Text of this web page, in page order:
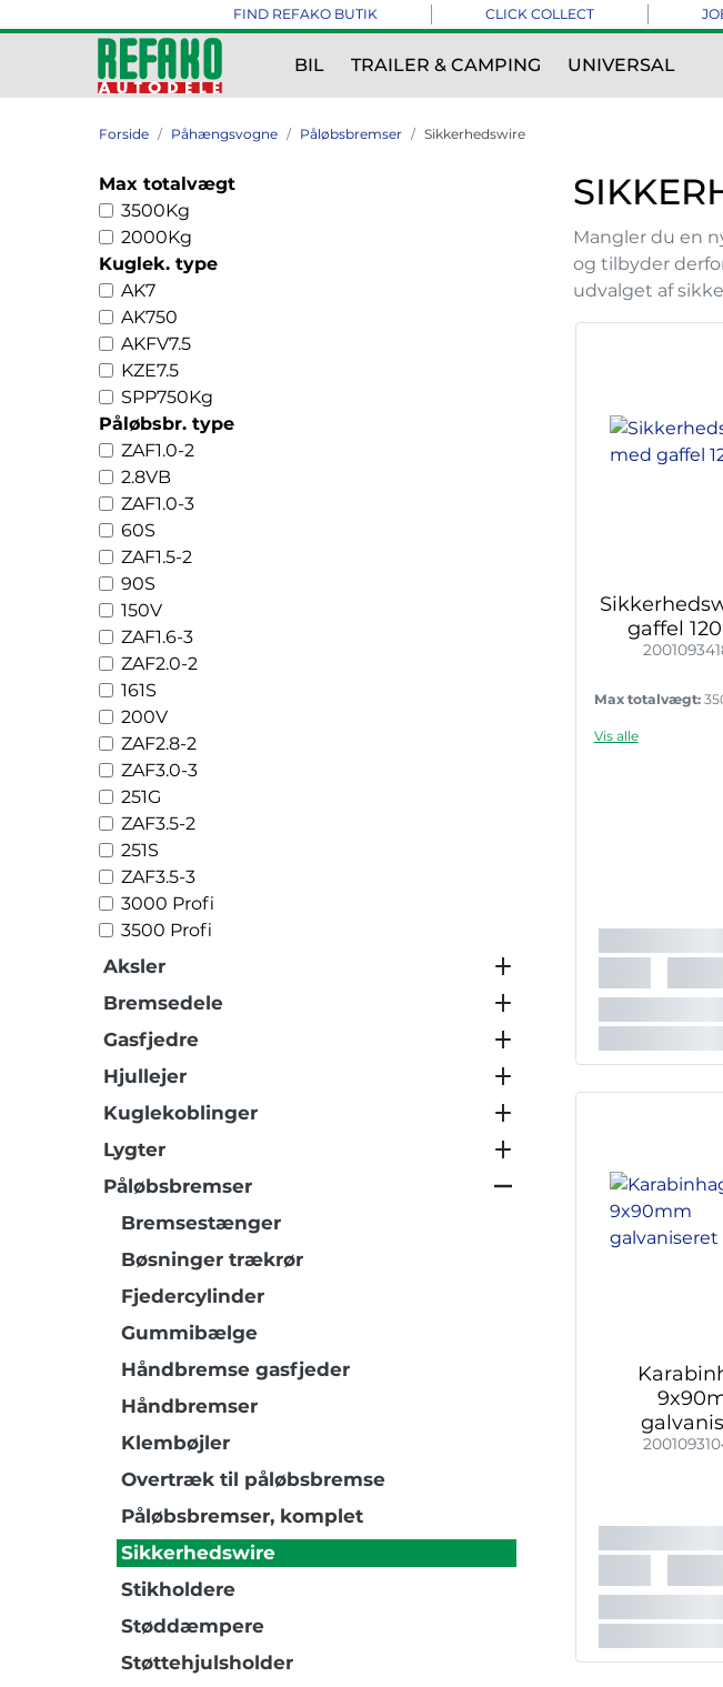
FIND REFAKO BUTIK CLICK COLLECT
BIL TRAILER & CAMPING UNIVERSAL
Forside Påhængsvogne Påløbsbremser Sikkerhedswire
Max totalvægt
3500Kg
2000Kg
Kuglek. type
AK7
AK750
AKFV7.5
KZE7.5
SPP750Kg
Påløbsbr. type
ZAF1.0-2
2.8VB
ZAF1.0-3
60S
ZAF1.5-2
90S
150V
ZAF1.6-3
ZAF2.0-2
161S
200V
ZAF2.8-2
ZAF3.0-3
251G
ZAF3.5-2
251S
ZAF3.5-3
3000 Profi
3500 Profi
Aksler
Bremsedele
Gasfjedre
Hjullejer
Kuglekoblinger
Lygter
Påløbsbremser
Bremsestænger
Bøsninger trækrør
Fjedercylinder
Gummibælge
Håndbremse gasfjeder
Håndbremser
Klembøjler
Overtræk til påløbsbremse
Påløbsbremser, komplet
Sikkerhedswire
Stikholdere
Støddæmpere
Støttehjulsholder
Mangler du en
og tilbyder
udvalget af
gaffel
Max totalvægt:
Vis alle